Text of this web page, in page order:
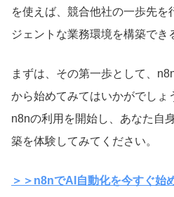
を使えば、競合他社の一歩先を
ジェントな業務環境を構築でき
まずは、その第一歩として、
から始めてみてはいかがでしょ
n8nの利用を開始し、あなた自
築を体験してみてください。
＞＞n8nでAI自動化を今すぐ始